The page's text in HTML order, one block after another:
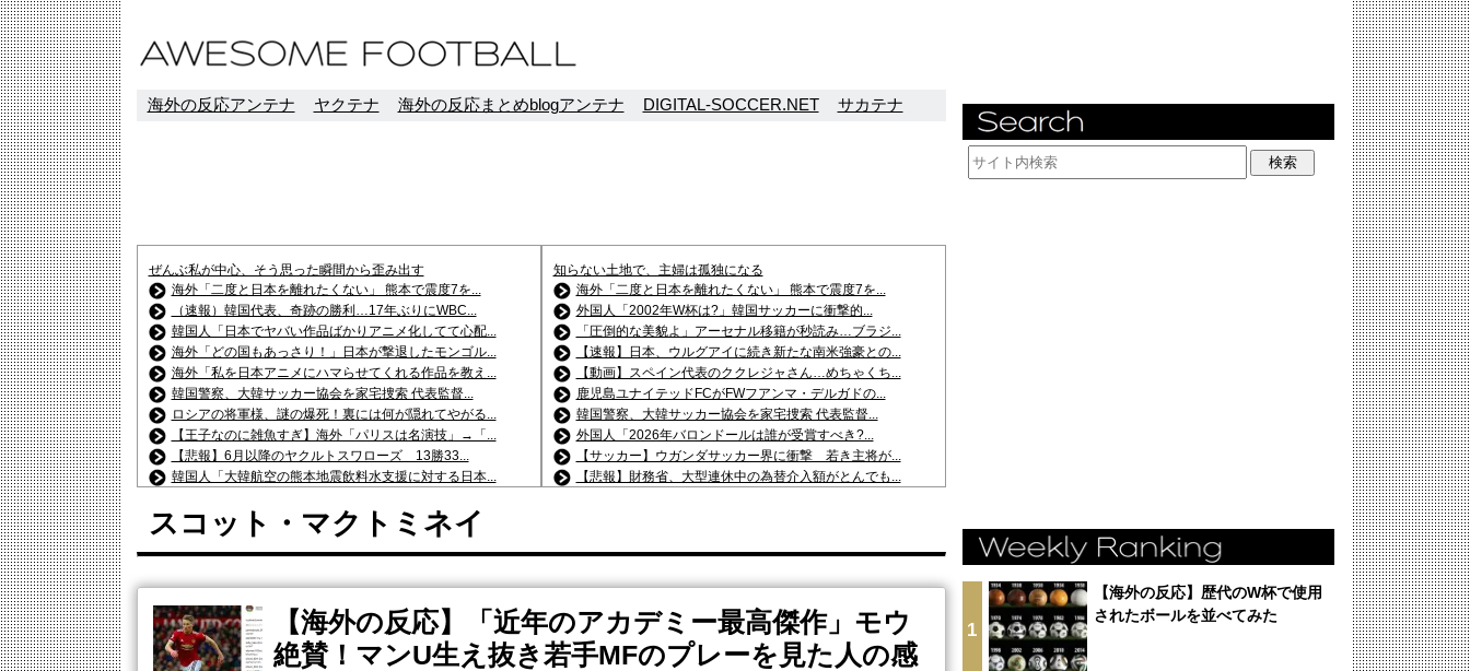
海外の反応アンテナ ヤクテナ 海外の反応まとめblogアンテナ DIGITAL-SOCCER.NET サカテナ
ぜんぶ私が中心、そう思った瞬間から歪み出す
海外「二度と日本を離れたくない」 熊本で震度7を...
（速報）韓国代表、奇跡の勝利…17年ぶりにWBC...
韓国人「日本でヤバい作品ばかりアニメ化してて心配...
海外「どの国もあっさり！」日本が撃退したモンゴル...
海外「私を日本アニメにハマらせてくれる作品を教え...
韓国警察、大韓サッカー協会を家宅捜索 代表監督...
ロシアの将軍様、謎の爆死！裏には何が隠れてやがる...
【王子なのに雑魚すぎ】海外「パリスは名演技」→「...
【悲報】6月以降のヤクルトスワローズ 13勝33...
韓国人「大韓航空の熊本地震飲料水支援に対する日本...
中国人「アジア大会に臨むサッカー日本U21代表の...
フランス人「欲張りすぎだ」中村敬斗、ランス残留の...
海外「どんでん返し！」ロドリのバルサ入りが濃厚に...
今季もタイトル獲得を目指すFC町田ゼルビア黒田剛...
Powered by livedoor 相互RSS
知らない土地で、主婦は孤独になる
海外「二度と日本を離れたくない」 熊本で震度7を...
外国人「2002年W杯は?」韓国サッカーに衝撃的...
「圧倒的な美貌よ」アーセナル移籍が秒読み…ブラジ...
【速報】日本、ウルグアイに続き新たな南米強豪との...
【動画】スペイン代表のククレジャさん…めちゃくち...
鹿児島ユナイテッドFCがFWフアンマ・デルガドの...
韓国警察、大韓サッカー協会を家宅捜索 代表監督...
外国人「2026年バロンドールは誰が受賞すべき?...
【サッカー】ウガンダサッカー界に衝撃 若き主将が...
【悲報】財務省、大型連休中の為替介入額がとんでも...
...
...
Powered by livedoor 相互RSS
スコット・マクトミネイ
【海外の反応】「近年のアカデミー最高傑作」モウ
絶賛！マンU生え抜き若手MFのプレーを見た人の感
1
【海外の反応】歴代のW杯で使用
されたボールを並べてみた